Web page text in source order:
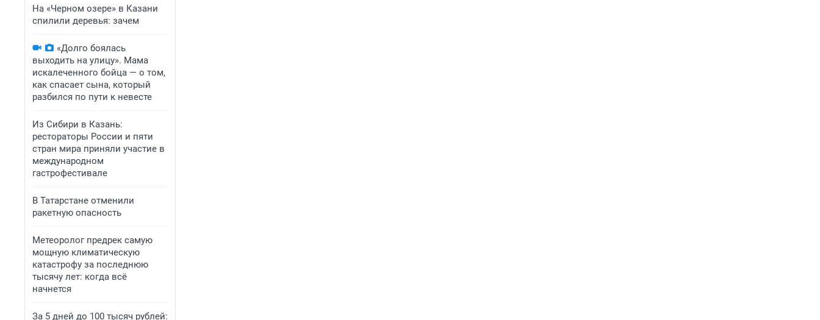
На «Черном озере» в Казани
спилили деревья: зачем
«Долго боялась
выходить на улицу». Мама
искалеченного бойца — о том,
как спасает сына, который
разбился по пути к невесте
Из Сибири в Казань:
рестораторы России и пяти
стран мира приняли участие в
международном
гастрофестивале
В Татарстане отменили
ракетную опасность
Метеоролог предрек самую
мощную климатическую
катастрофу за последнюю
тысячу лет: когда всё
начнется
За 5 дней до 100 тысяч рублей: